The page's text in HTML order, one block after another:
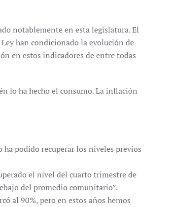
notablemente en esta legislatura. El
han condicionado la evolución de
en estos indicadores de entre todas
lo ha hecho el consumo. La inflación
ha podido recuperar los niveles previos
el nivel del cuarto trimestre de
del promedio comunitario”.
al 90%, pero en estos años hemos